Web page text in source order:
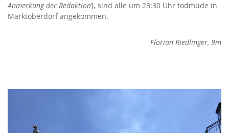
Anmerkung der Redaktion], sind alle um 23:30 Uhr todmüde in
Marktoberdorf angekommen.
Florian Riedlinger, 9m